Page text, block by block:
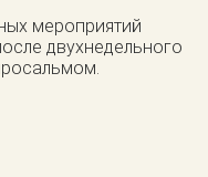
мероприятий
двухнедельного